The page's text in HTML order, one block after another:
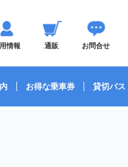
情報 通販 お問合せ
お得な乗車券 貸切バス